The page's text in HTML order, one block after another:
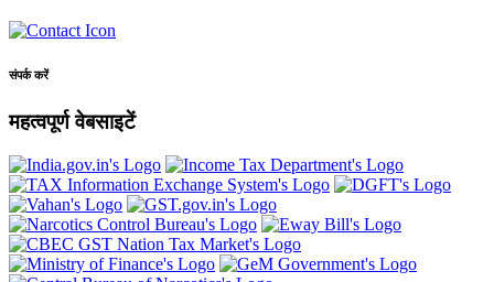
संपर्क करें
महत्वपूर्ण वेबसाइटें